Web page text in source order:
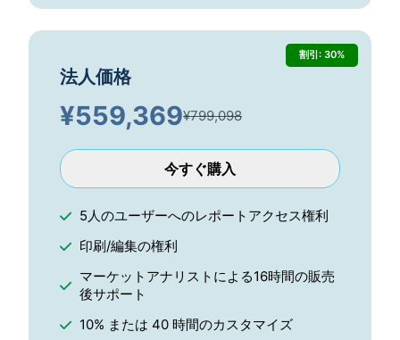
割引: 30%
法人価格
¥559,369¥799,098
今すぐ購入
5人のユーザーへのレポートアクセス権利
印刷/編集の権利
マーケットアナリストによる16時間の販売
後サポート
10% または 40 時間のカスタマイズ